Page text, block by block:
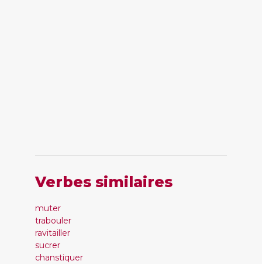
Verbes similaires
muter
trabouler
ravitailler
sucrer
chanstiquer